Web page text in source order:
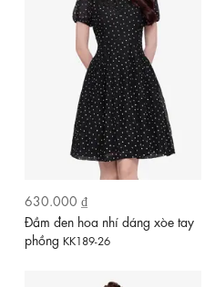
630.000 ₫
Đầm đen hoa nhí dáng xòe tay
phồng KK189-26